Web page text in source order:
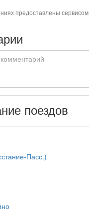
предоставлены сервисом
поездов
Пасс.)